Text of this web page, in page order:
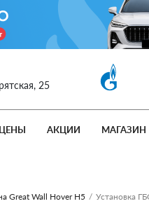
25
ЦЕНЫ АКЦИИ МАГАЗИН
Great Wall Hover H5 / Установка